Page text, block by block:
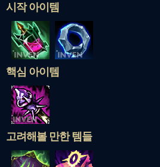
시작 아이템
핵심 아이템
고려해볼 만한 템들